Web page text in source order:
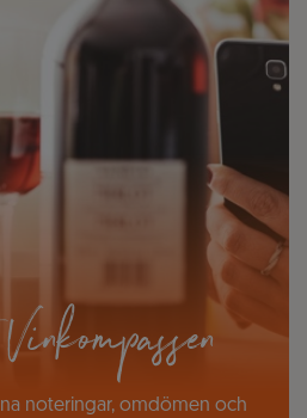
noteringar, omdömen och